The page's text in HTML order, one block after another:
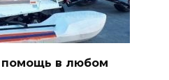
в любом